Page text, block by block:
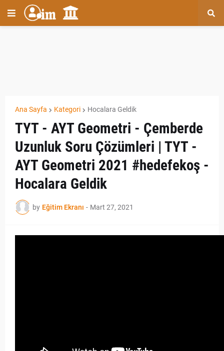
Ana Sayfa Kategori Hocalara Geldik
TYT - AYT Geometri - Çemberde
Uzunluk Soru Çözümleri | TYT -
AYT Geometri 2021 #hedefekoş -
Hocalara Geldik
by Eğitim Ekranı - Mart 27, 2021